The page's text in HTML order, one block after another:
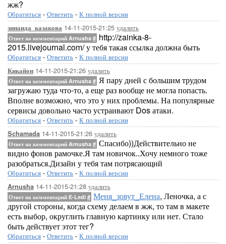
жж?
Обратиться - Ответить - К полной версии
зинаида_казакова 14-11-2015-21:25 удалить
Ответ на комментарий Arnusha # http://zainka-8-
2015.livejournal.com/ у тебя такая ссылка должна быть
Обратиться - Ответить - К полной версии
Кикайон 14-11-2015-21:26 удалить
Ответ на комментарий Arnusha # Я пару дней с большим трудом
загружаю туда что-то, а еще раз вообще не могла попасть.
Вполне возможно, что это у них проблемы. На популярные
сервисы довольно часто устраивают Dos атаки.
Обратиться - Ответить - К полной версии
Schamada 14-11-2015-21:26 удалить
Ответ на комментарий Arnusha # Спасибо))Действительно не
видно фонов рамочке.Я там новичок..Хочу немного тоже
разобраться.Дизайн у тебя там потрясающий
Обратиться - Ответить - К полной версии
Arnusha 14-11-2015-21:28 удалить
Ответ на комментарий E-Ledi # Меня_зовут_Елена, Леночка, а с
другой стороны, когда схему делаем в жж, то там в макете
есть выбор, округлить главную картинку или нет. Стало
быть действует этот тег?
Обратиться - Ответить - К полной версии